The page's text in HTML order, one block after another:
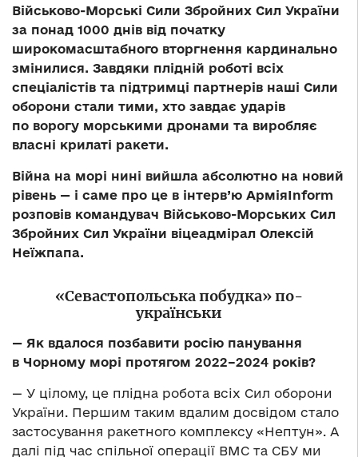
Військово-Морські Сили Збройних Сил України
за понад 1000 днів від початку
широкомасштабного вторгнення кардинально
змінилися. Завдяки плідній роботі всіх
спеціалістів та підтримці партнерів наші Сили
оборони стали тими, хто завдає ударів
по ворогу морськими дронами та виробляє
власні крилаті ракети.
Війна на морі нині вийшла абсолютно на новий
рівень — і саме про це в інтерв’ю АрміяInform
розповів командувач Військово-Морських Сил
Збройних Сил України віцеадмірал Олексій
Неїжпапа.
«Севастопольська побудка» по-
українськи
— Як вдалося позбавити росію панування
в Чорному морі протягом 2022–2024 років?
— У цілому, це плідна робота всіх Сил оборони
України. Першим таким вдалим досвідом стало
застосування ракетного комплексу «Нептун». А
далі під час спільної операції ВМС та СБУ ми